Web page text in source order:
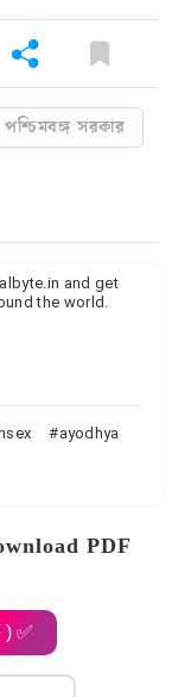
পশ্চিমবঙ্গ সরকার
and get
the world.
ayodhya
PDF
✅